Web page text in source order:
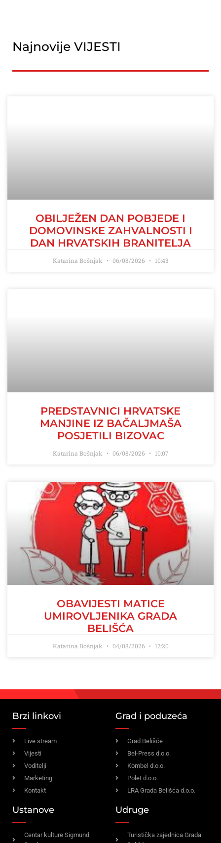
Najnovije VIJESTI
OBILJEŽEN DAN POBJEDE I
DOMOVINSKE ZAHVALNOSTI I
DAN HRVATSKIH BRANITELJA
Katarina Bošnjak 06/08/2026 10:43
PREDSTAVNICI HRVATSKE
MANJINE IZ BAČALJMAŠA
POSJETILI BIZOVAC
Katarina Bošnjak 06/08/2026 10:07
OBAVIJESTI MATICE
UMIROVLJENIKA GRADA
BELIŠĆA
Katarina Bošnjak 04/08/2026 12:20
Brzi linkovi
Live stream
Vijesti
Voditelji
Marketing
Kontakt
Grad i poduzeća
Grad Belišće
Bel-Press d.o.o.
Kombel d.o.o.
Polet d.o.o.
LRA Grada Belišća d.o.o.
Ustanove
Centar kulture Sigmund
Udruge
Turistička zajednica Grada